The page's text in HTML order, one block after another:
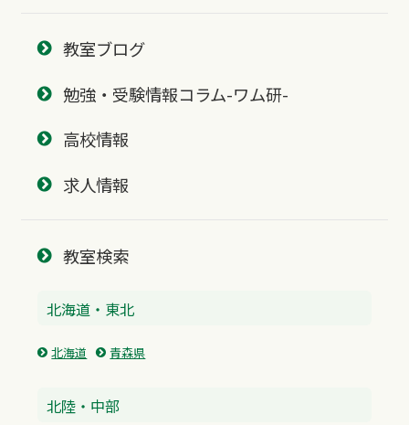
教室ブログ
勉強・受験情報コラム-ワム研-
高校情報
求人情報
教室検索
北海道・東北
北海道 青森県
北陸・中部